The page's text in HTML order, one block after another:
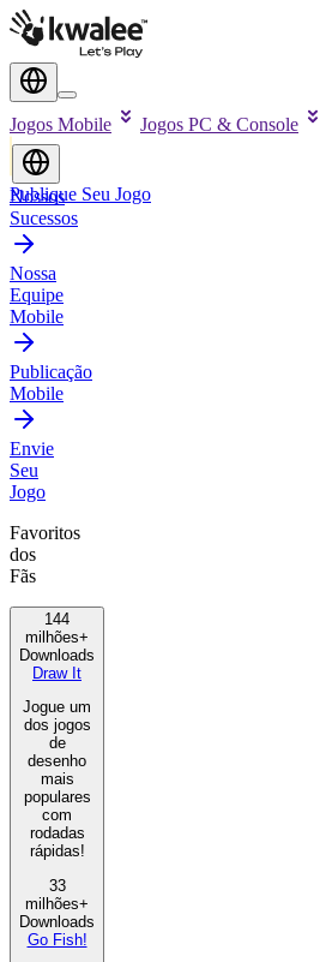
Jogos Mobile Jogos PC & Console
Publique Seu Jogo
Nossos
Sucessos
Nossa
Equipe
Mobile
Publicação
Mobile
Envie
Seu
Jogo
Favoritos
dos
Fãs
144
milhões+
Downloads
Draw It
Jogue um
dos jogos
de
desenho
mais
populares
com
rodadas
rápidas!
33
milhões+
Downloads
Go Fish!